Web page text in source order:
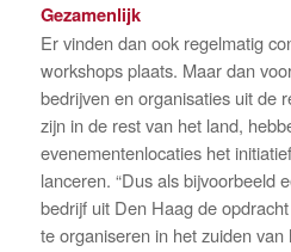
Gezamenlijk
Er vinden dan ook regelmatig
workshops plaats. Maar dan
bedrijven en organisaties uit de
zijn in de rest van het land,
evenementenlocaties het
lanceren. “Dus als bijvoorbeeld
bedrijf uit Den Haag de
te organiseren in het zuiden